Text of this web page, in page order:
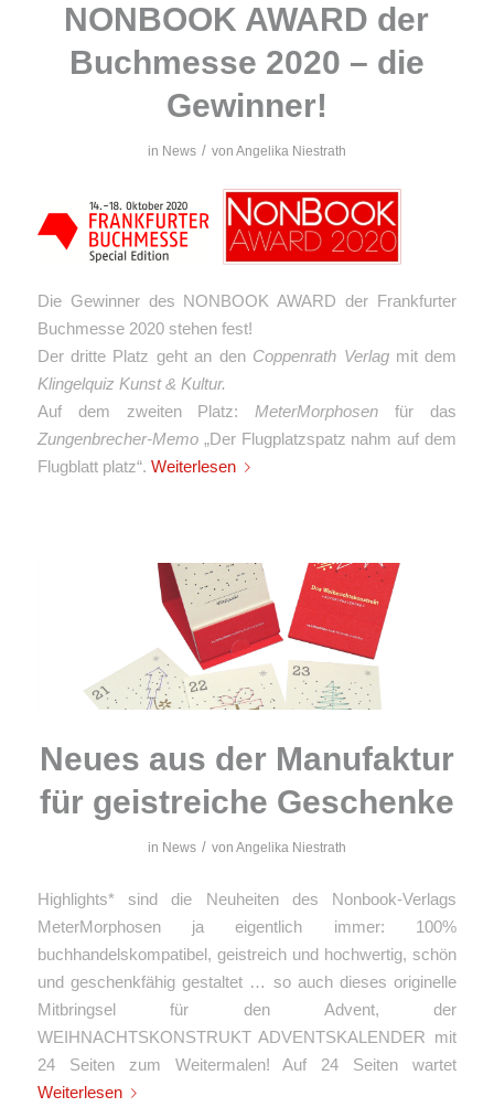
NONBOOK AWARD der
Buchmesse 2020 – die
Gewinner!
in News / von Angelika Niestrath
Die Gewinner des NONBOOK AWARD der Frankfurter
Buchmesse 2020 stehen fest!
Der dritte Platz geht an den Coppenrath Verlagmit dem
Klingelquiz Kunst & Kultur.
Auf dem zweiten Platz: MeterMorphosenfür das
Zungenbrecher-Memo „Der Flugplatzspatz nahm auf dem
Flugblatt platz“. Weiterlesen
Neues aus der Manufaktur
für geistreiche Geschenke
in News / von Angelika Niestrath
Highlights* sind die Neuheiten des Nonbook-Verlags
MeterMorphosen ja eigentlich immer: 100%
buchhandelskompatibel, geistreich und hochwertig, schön
und geschenkfähig gestaltet … so auch dieses originelle
Mitbringsel für den Advent, der
WEIHNACHTSKONSTRUKT ADVENTSKALENDER mit
24 Seiten zum Weitermalen! Auf 24 Seiten wartet
Weiterlesen